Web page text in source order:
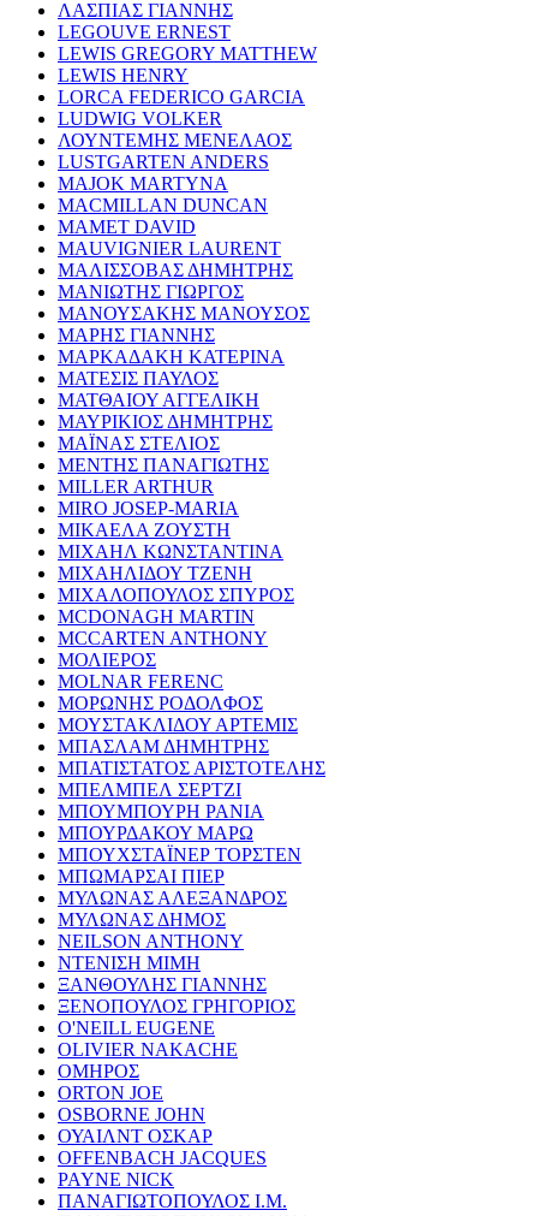
ΛΑΣΠΙΑΣ ΓΙΑΝΝΗΣ
LEGOUVE ERNEST
LEWIS GREGORY MATTHEW
LEWIS HENRY
LORCA FEDERICO GARCIA
LUDWIG VOLKER
ΛΟΥΝΤΕΜΗΣ ΜΕΝΕΛΑΟΣ
LUSTGARTEN ANDERS
MAJOK MARTYNA
MACMILLAN DUNCAN
MAMET DAVID
MAUVIGNIER LAURENT
ΜΑΛΙΣΣΟΒΑΣ ΔΗΜΗΤΡΗΣ
ΜΑΝΙΩΤΗΣ ΓΙΩΡΓΟΣ
ΜΑΝΟΥΣΑΚΗΣ ΜΑΝΟΥΣΟΣ
ΜΑΡΗΣ ΓΙΑΝΝΗΣ
ΜΑΡΚΑΔΑΚΗ ΚΑΤΕΡΙΝΑ
ΜΑΤΕΣΙΣ ΠΑΥΛΟΣ
ΜΑΤΘΑΙΟΥ ΑΓΓΕΛΙΚΗ
ΜΑΥΡΙΚΙΟΣ ΔΗΜΗΤΡΗΣ
ΜΑΪΝΑΣ ΣΤΕΛΙΟΣ
ΜΕΝΤΗΣ ΠΑΝΑΓΙΩΤΗΣ
MILLER ARTHUR
MIRO JOSEP-MARIA
ΜΙΚΑΕΛΑ ΖΟΥΣΤΗ
ΜΙΧΑΗΛ ΚΩΝΣΤΑΝΤΙΝΑ
ΜΙΧΑΗΛΙΔΟΥ ΤΖΕΝΗ
ΜΙΧΑΛΟΠΟΥΛΟΣ ΣΠΥΡΟΣ
MCDONAGH MARTIN
MCCARTEN ANTHONY
ΜΟΛΙΕΡΟΣ
MOLNAR FERENC
ΜΟΡΩΝΗΣ ΡΟΔΟΛΦΟΣ
ΜΟΥΣΤΑΚΛΙΔΟΥ ΑΡΤΕΜΙΣ
ΜΠΑΣΛΑΜ ΔΗΜΗΤΡΗΣ
ΜΠΑΤΙΣΤΑΤΟΣ ΑΡΙΣΤΟΤΕΛΗΣ
ΜΠΕΛΜΠΕΛ ΣΕΡΤΖΙ
ΜΠΟΥΜΠΟΥΡΗ ΡΑΝΙΑ
ΜΠΟΥΡΔΑΚΟΥ ΜΑΡΩ
ΜΠΟΥΧΣΤΑΪΝΕΡ ΤΟΡΣΤΕΝ
ΜΠΩΜΑΡΣΑΙ ΠΙΕΡ
ΜΥΛΩΝΑΣ ΑΛΕΞΑΝΔΡΟΣ
ΜΥΛΩΝΑΣ ΔΗΜΟΣ
NEILSON ANTHONY
ΝΤΕΝΙΣΗ ΜΙΜΗ
ΞΑΝΘΟΥΛΗΣ ΓΙΑΝΝΗΣ
ΞΕΝΟΠΟΥΛΟΣ ΓΡΗΓΟΡΙΟΣ
O'NEILL EUGENE
OLIVIER NAKACHE
ΟΜΗΡΟΣ
ORTON JOE
OSBORNE JOHN
ΟΥΑΙΛΝΤ ΟΣΚΑΡ
OFFENBACH JACQUES
PAYNE NICK
ΠΑΝΑΓΙΩΤΟΠΟΥΛΟΣ Ι.Μ.